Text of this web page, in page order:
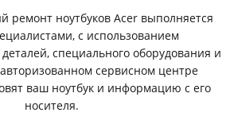
ремонт ноутбуков Acer выполняется
с использованием
специального оборудования и
сервисном центре
ваш ноутбук и информацию с его
носителя.